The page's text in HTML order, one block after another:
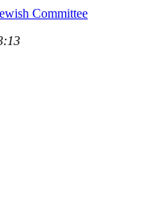
Committee